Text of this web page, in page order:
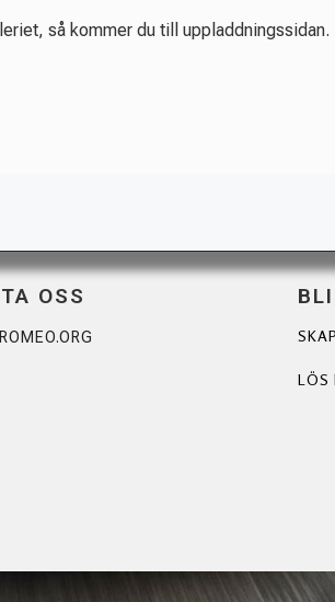
så kommer du till uppladdningssidan.
OSS
LÖS